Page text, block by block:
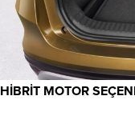
HİBRİT MOTOR